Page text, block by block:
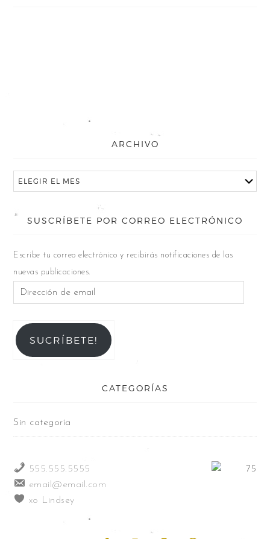
ARCHIVO
SUSCRÍBETE POR CORREO ELECTRÓNICO
Escribe tu correo electrónico y recibirás notificaciones de las
nuevas publicaciones.
SUCRÍBETE!
CATEGORÍAS
Sin categoría
555.555.5555
email@email.com
xo Lindsey